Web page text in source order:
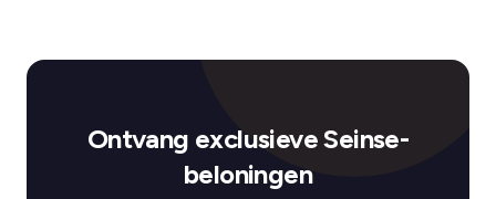
Ontvang exclusieve Seinse-
beloningen